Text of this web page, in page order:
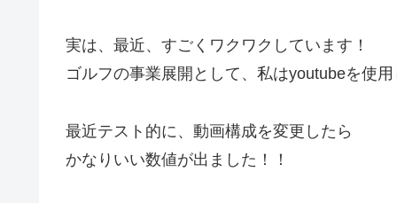
実は、最近、すごくワクワクしています！
ゴルフの事業展開として、私はyoutubeを使用
最近テスト的に、動画構成を変更したら
かなりいい数値が出ました！！